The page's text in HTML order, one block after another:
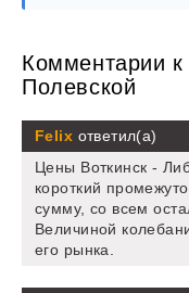
Комментарии
Полевской
Felix ответил(а)
Цены Воткинск -
короткий
сумму, со всем
Величиной
его рынка.